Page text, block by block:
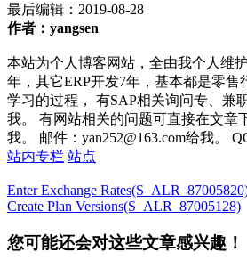
最后编辑： 2019-08-28
作者：yangsen
本站为个人博客网站，全由我个人维
年，其它ERP开发7年，基本都是零售
学习的过程， 有SAP相关询问专、兼
我。 有网站相关的问题可直接在文章
我。 邮件：yan252@163.com给我。
站内专栏 站点
Enter Exchange
Create Plan Versions(S_ALR_87005128)
您可能还会对这些文章感兴趣！